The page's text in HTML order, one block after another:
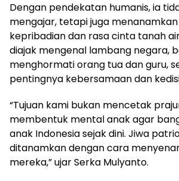
Dengan pendekatan humanis, ia
mengajar, tetapi juga
kepribadian dan rasa cinta tanah
diajak mengenal lambang negara,
menghormati orang tua dan guru,
pentingnya kebersamaan dan
“Tujuan kami bukan mencetak
membentuk mental anak agar
anak Indonesia sejak dini. Jiwa
ditanamkan dengan cara
mereka,” ujar Serka Mulyanto.